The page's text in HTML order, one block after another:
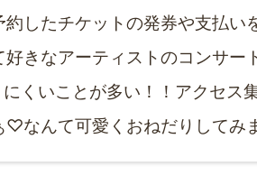
したチケットの発券や支払
好きなアーティストのコンサ
くいことが多い！！アクセ
♡なんて可愛くおねだりしてみ